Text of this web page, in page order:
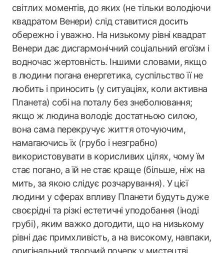
світлих моментів, до яких (не тільки володіючи
квадратом Венери) слід ставитися досить
обережно і уважно. На низькому рівні квадрат
Венери дає дисгармонічний соціальний егоїзм і
водночас жертовність. Іншими словами, якщо
в людини погана енергетика, суспільство її не
любить і приносить (у ситуаціях, коли активна
Планета) собі на поталу без знеболювання;
якщо ж людина володіє достатньою силою,
вона сама перекручує життя оточуючим,
намагаючись їх (грубо і незграбно)
використовувати в корисливих цілях, чому їм
стає погано, а їй не стає краще (більше, ніж на
мить, за якою слідує розчарування). У цієї
людини у сферах впливу Планети будуть дуже
своєрідні та різкі естетичні уподобання (іноді
грубі), яким важко догодити, що на низькому
рівні дає примхливість, а на високому, навпаки,
оригінальний творчий почерк у мистецтві.